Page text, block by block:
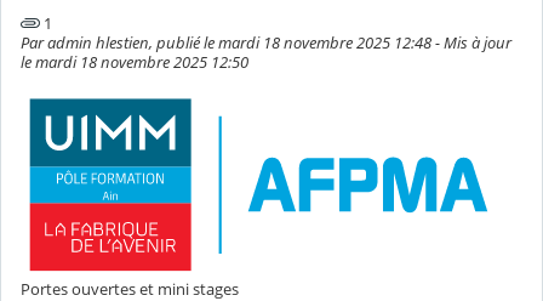
1
Par admin hlestien, publié le mardi 18 novembre 2025 12:48 - Mis à jour
le mardi 18 novembre 2025 12:50
Portes ouvertes et mini stages